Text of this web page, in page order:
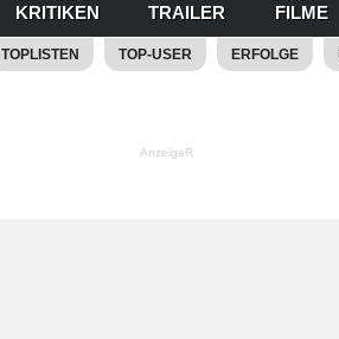
KRITIKEN TRAILER FILME
TOPLISTEN TOP-USER ERFOLGE
AnzeigeR